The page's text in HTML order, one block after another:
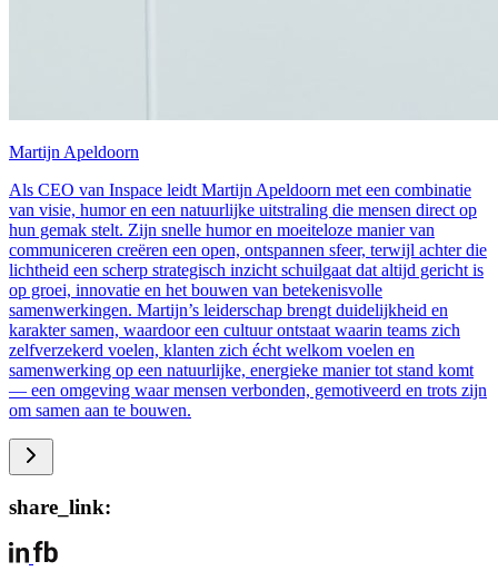
Martijn Apeldoorn
Als CEO van Inspace leidt Martijn Apeldoorn met een combinatie
van visie, humor en een natuurlijke uitstraling die mensen direct op
hun gemak stelt. Zijn snelle humor en moeiteloze manier van
communiceren creëren een open, ontspannen sfeer, terwijl achter die
lichtheid een scherp strategisch inzicht schuilgaat dat altijd gericht is
op groei, innovatie en het bouwen van betekenisvolle
samenwerkingen. Martijn’s leiderschap brengt duidelijkheid en
karakter samen, waardoor een cultuur ontstaat waarin teams zich
zelfverzekerd voelen, klanten zich écht welkom voelen en
samenwerking op een natuurlijke, energieke manier tot stand komt
— een omgeving waar mensen verbonden, gemotiveerd en trots zijn
om samen aan te bouwen.
share_link: